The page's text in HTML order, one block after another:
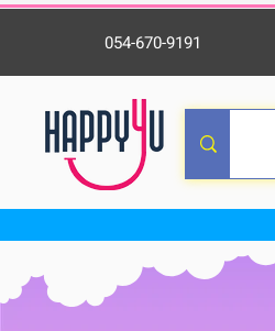
054-670-9191